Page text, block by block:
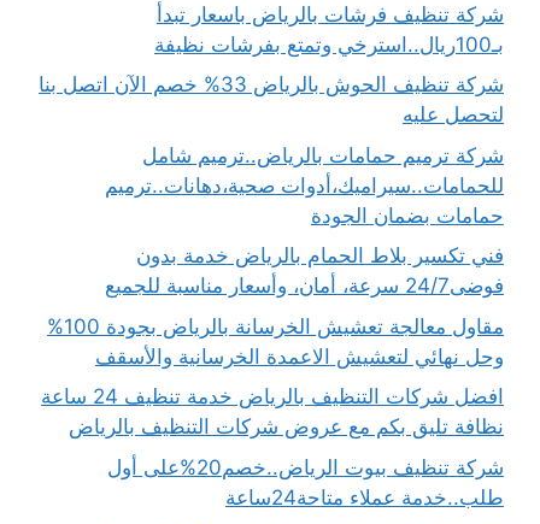
شركة تنظيف فرشات بالرياض باسعار تبدأ
بـ100ريال..استرخي وتمتع بفرشات نظيفة
شركة تنظيف الحوش بالرياض 33% خصم الآن اتصل بنا
لتحصل عليه
شركة ترميم حمامات بالرياض..ترميم شامل
للحمامات..سيراميك،أدوات صحية،دهانات..ترميم
حمامات بضمان الجودة
فني تكسير بلاط الحمام بالرياض خدمة بدون
فوضى24/7 سرعة، أمان، وأسعار مناسبة للجميع
مقاول معالجة تعشيش الخرسانة بالرياض بجودة 100%
وحل نهائي لتعشيش الاعمدة الخرسانية والأسقف
افضل شركات التنظيف بالرياض خدمة تنظيف 24 ساعة
نظافة تليق بكم مع عروض شركات التنظيف بالرياض
شركة تنظيف بيوت الرياض..خصم20%على أول
طلب..خدمة عملاء متاحة24ساعة